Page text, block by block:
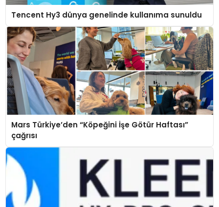
Tencent Hy3 dünya genelinde kullanıma sunuldu
Mars Türkiye’den “Köpeğini İşe Götür Haftası”
çağrısı